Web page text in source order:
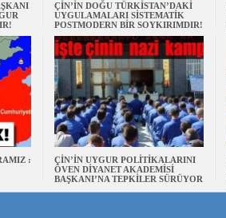
ÇİN’İN DOĞU TÜRKİSTAN’DAKİ
UYGULAMALARI SİSTEMATİK
POSTMODERN BİR SOYKIRIMDIR!
:
ÇİN’İN UYGUR POLİTİKALARINI
ÖVEN DİYANET AKADEMİSİ
BAŞKANI’NA TEPKİLER SÜRÜYOR